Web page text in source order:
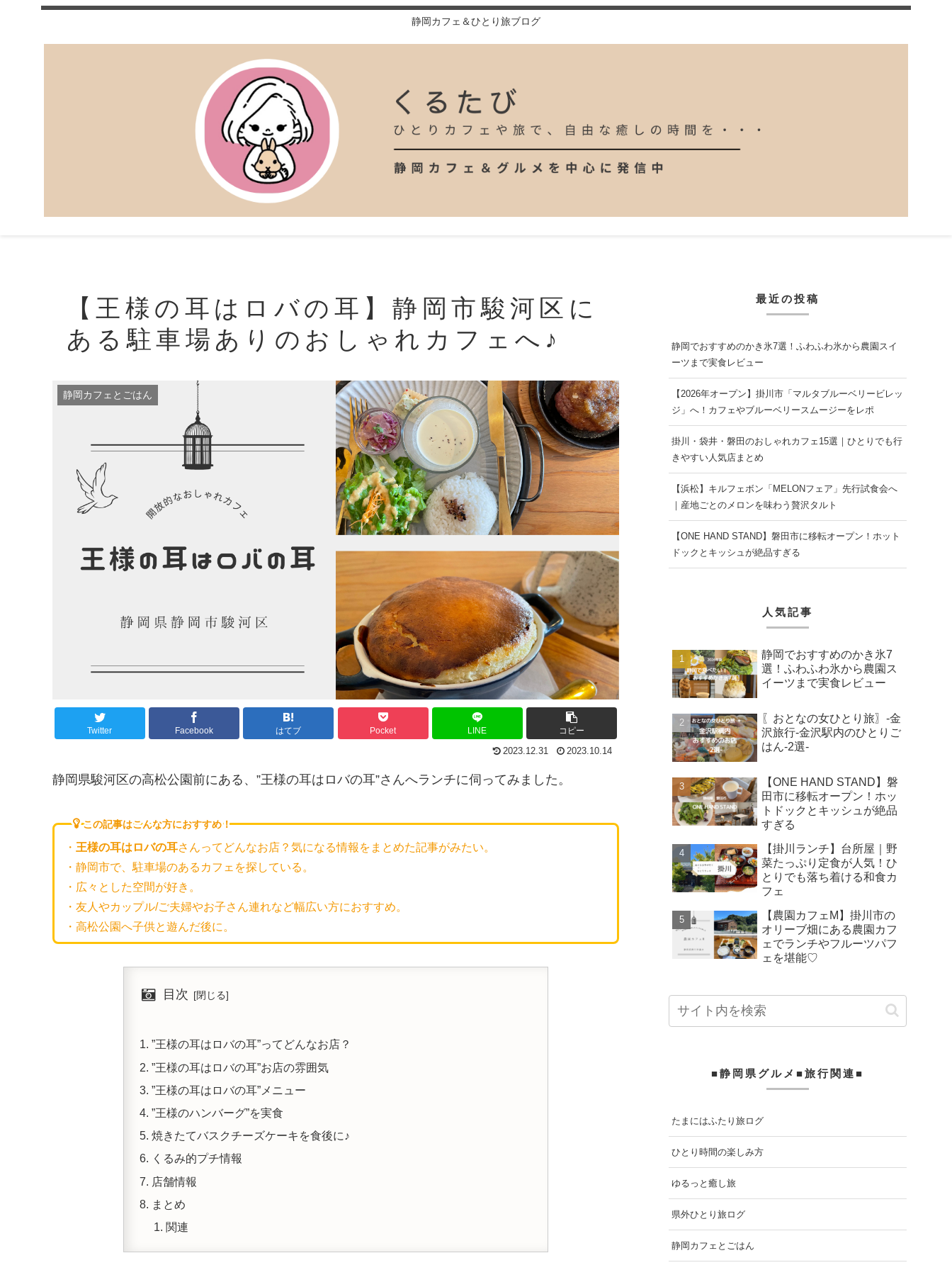
静岡カフェ＆ひとり旅ブログ
【王様の耳はロバの耳】静岡市駿河区に
ある駐車場ありのおしゃれカフェへ♪
静岡カフェとごはん
Twitter Facebook はてブ Pocket LINE コピー
2023.12.31 2023.10.14
静岡県駿河区の高松公園前にある、”王様の耳はロバの耳”さんへランチに伺ってみました。
この記事はこんな方におすすめ！
・ 王様の耳はロバの耳さんってどんなお店？気になる情報をまとめた記事がみたい。
・静岡市で、駐車場のあるカフェを探している。
・広々とした空間が好き。
・友人やカップル/ご夫婦やお子さん連れなど幅広い方におすすめ。
・高松公園へ子供と遊んだ後に。
目次
”王様の耳はロバの耳”ってどんなお店？
”王様の耳はロバの耳”お店の雰囲気
”王様の耳はロバの耳”メニュー
”王様のハンバーグ”を実食
焼きたてバスクチーズケーキを食後に♪
くるみ的プチ情報
店舗情報
まとめ
関連
最近の投稿
静岡でおすすめのかき氷7選！ふわふわ氷から農園スイ
ーツまで実食レビュー
【2026年オープン】掛川市「マルタブルーベリービレッ
ジ」へ！カフェやブルーベリースムージーをレポ
掛川・袋井・磐田のおしゃれカフェ15選｜ひとりでも行
きやすい人気店まとめ
【浜松】キルフェボン「MELONフェア」先行試食会へ
｜産地ごとのメロンを味わう贅沢タルト
【ONE HAND STAND】磐田市に移転オープン！ホット
ドックとキッシュが絶品すぎる
人気記事
静岡でおすすめのかき氷7
選！ふわふわ氷から農園ス
イーツまで実食レビュー
〖おとなの女ひとり旅〗-金
沢旅行-金沢駅内のひとりご
はん-2選-
【ONE HAND STAND】磐
田市に移転オープン！ホッ
トドックとキッシュが絶品
すぎる
【掛川ランチ】台所屋｜野
菜たっぷり定食が人気！ひ
とりでも落ち着ける和食カ
フェ
【農園カフェM】掛川市の
オリーブ畑にある農園カフ
ェでランチやフルーツパフ
ェを堪能♡
■静岡県グルメ■旅行関連■
たまにはふたり旅ログ
ひとり時間の楽しみ方
ゆるっと癒し旅
県外ひとり旅ログ
静岡カフェとごはん